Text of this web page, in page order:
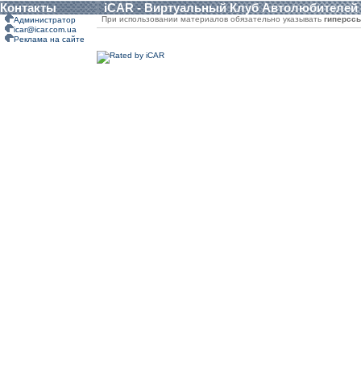
Контакты iCAR - Виртуальный Клуб Автолюбителей
Администратор
icar@icar.com.ua
Реклама на сайте
При использовании материалов обязательно указывать